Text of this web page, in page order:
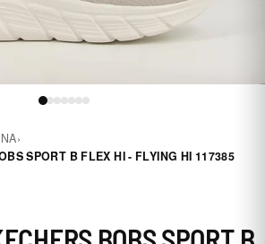
›
SPORT B FLEX HI - FLYING HI 117385